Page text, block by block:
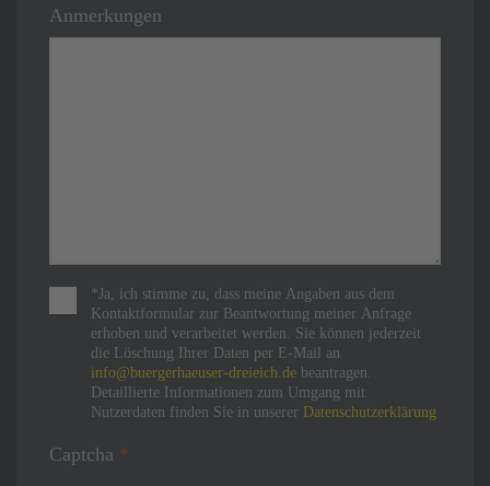
Anmerkungen
Nutzungsbedingungen*
*Ja, ich stimme zu, dass meine Angaben aus dem
Kontaktformular zur Beantwortung meiner Anfrage
erhoben und verarbeitet werden. Sie können jederzeit
die Löschung Ihrer Daten per E-Mail an
info@buergerhaeuser-dreieich.de beantragen.
Detaillierte Informationen zum Umgang mit
Nutzerdaten finden Sie in unserer Datenschutzerklärung
Captcha *